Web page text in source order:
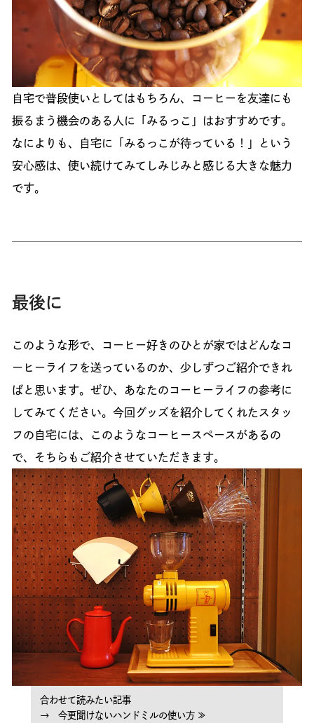
自宅で普段使いとしてはもちろん、コーヒーを友達にも
振るまう機会のある人に「みるっこ」はおすすめです。
なによりも、自宅に「みるっこが待っている！」という
安心感は、使い続けてみてしみじみと感じる大きな魅力
です。
最後に
このような形で、コーヒー好きのひとが家ではどんなコ
ーヒーライフを送っているのか、少しずつご紹介できれ
ばと思います。ぜひ、あなたのコーヒーライフの参考に
してみてください。今回グッズを紹介してくれたスタッ
フの自宅には、このようなコーヒースペースがあるの
で、そちらもご紹介させていただきます。
合わせて読みたい記事
→ 今更聞けないハンドミルの使い方 ≫